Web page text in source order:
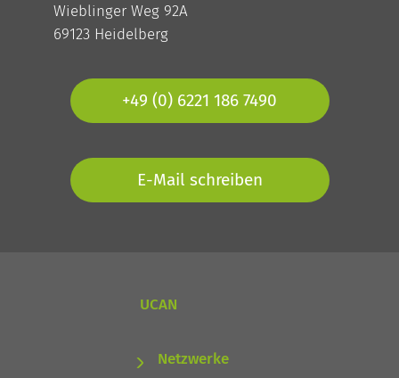
Wieblinger Weg 92A
69123 Heidelberg
+49 (0) 6221 186 7490
E-Mail schreiben
UCAN
Netzwerke